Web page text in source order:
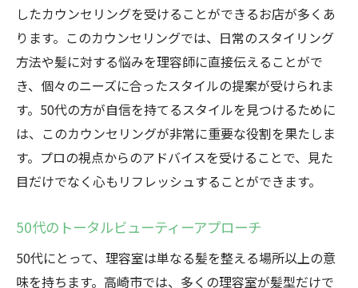
したカウンセリングを受けることができるお店が多くあ
ります。このカウンセリングでは、日常のスタイリング
方法や髪に対する悩みを理容師に直接伝えることがで
き、個々のニーズに合ったスタイルの提案が受けられま
す。50代の方が自信を持てるスタイルを見つけるために
は、このカウンセリングが非常に重要な役割を果たしま
す。プロの視点からのアドバイスを受けることで、見た
目だけでなく心もリフレッシュすることができます。
50代のトータルビューティーアプローチ
50代にとって、理容室は単なる髪を整える場所以上の意
味を持ちます。高崎市では、多くの理容室が髪型だけで